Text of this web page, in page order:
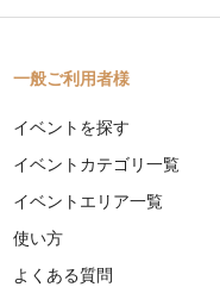
一般ご利用者様
イベントを探す
イベントカテゴリ一覧
イベントエリア一覧
使い方
よくある質問